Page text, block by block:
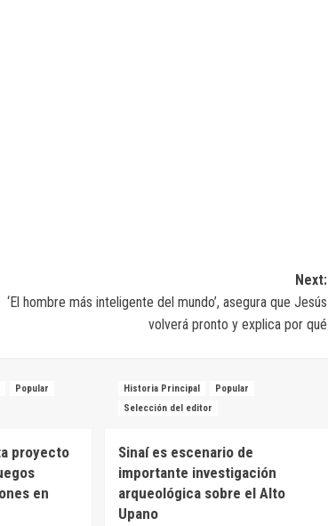
Next:
‘El hombre más inteligente del mundo’, asegura que Jesús
volverá pronto y explica por qué
Popular
proyecto
en
Historia Principal
Popular
Selección del editor
Sinaí es escenario de
importante investigación
arqueológica sobre el Alto
Upano